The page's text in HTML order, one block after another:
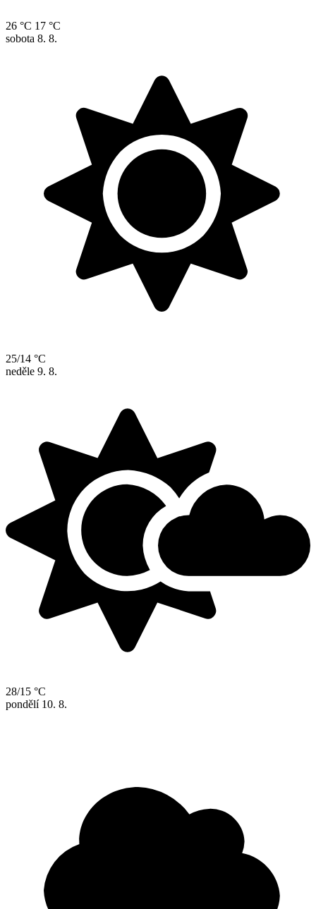
26 °C 17 °C
sobota 8. 8.
25/14 °C
neděle 9. 8.
28/15 °C
pondělí 10. 8.